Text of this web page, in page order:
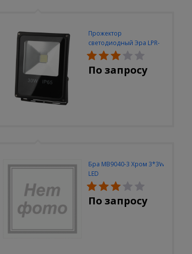
Прожектор
светодиодный Эра LPR-
30W-6500K-M
По запросу
Бра MB9040-3 Хром 3*3W
LED
По запросу